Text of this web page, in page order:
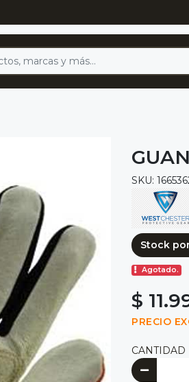
SKU:
Stock
Agotado.
$
PRECIO
CANTIDAD